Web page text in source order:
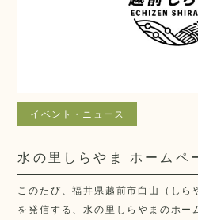
水の里しらやま ホームペ
このたび、福井県越前市白山（しら
を発信する、水の里しらやまのホー
イベント・ニュース